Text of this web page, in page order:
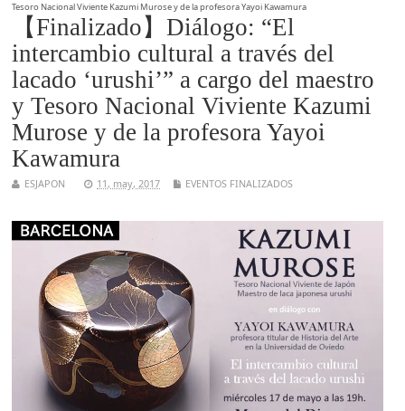
Tesoro Nacional Viviente Kazumi Murose y de la profesora Yayoi Kawamura
【Finalizado】Diálogo: “El
intercambio cultural a través del
lacado ‘urushi’” a cargo del maestro
y Tesoro Nacional Viviente Kazumi
Murose y de la profesora Yayoi
Kawamura
ESJAPON 11, may, 2017 EVENTOS FINALIZADOS